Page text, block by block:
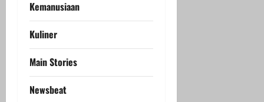
Kemanusiaan
Kuliner
Main Stories
Newsbeat